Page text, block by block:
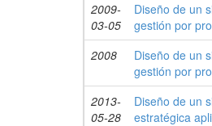
2009-
03-05
Diseño de un
gestión por
2008
Diseño de un
gestión por
2013-
05-28
Diseño de un
estratégica